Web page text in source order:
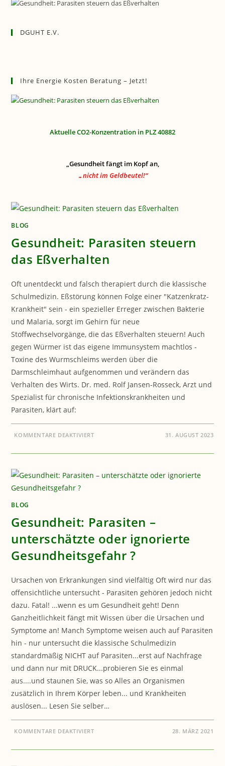
DGUHT E.V.
Ihre Energie Kosten Beratung – Jetzt!
Aktuelle CO2-Konzentration in PLZ 40882
„Gesundheit fängt im Kopf an,
…nicht im Geldbeutel!“
BLOG
Gesundheit: Parasiten steuern
das Eßverhalten
Oft unentdeckt und falsch therapiert durch die klassische
Schulmedizin. Eßstörung können Folge einer "Katzenkratz-
Krankheit" sein - ein spezieller Erreger zwischen Bakterie
und Malaria, sorgt im Gehirn für neue
Stoffwechselvorgänge, die das Eßverhalten steuern! Auch
gegen Würmer ist das eigene Immunsystem machtlos -
Toxine des Wurmschleims werden über die
Darmschleimhaut aufgenommen und verändern das
Verhalten des Wirts. Dr. med. Rolf Jansen-Rosseck, Arzt und
Spezialist für chronische Infektionskrankheiten und
Parasiten, klärt auf:
KOMMENTARE DEAKTIVIERTFÜR
STEUERN
31. AUGUST 2023
BLOG
Gesundheit: Parasiten –
unterschätzte oder ignorierte
Gesundheitsgefahr ?
Ursachen von Erkrankungen sind vielfältig Oft wird nur das
offensichtliche untersucht - Parasiten gehören jedoch nicht
dazu. Fatal! ...wenn es um Gesundheit geht! Denn
Ganzheitlichkeit fängt mit Wissen über die Ursachen und
Symptome an! Manch Symptome weisen auch auf Parasiten
hin - nur untersucht die klassische Schulmedizin
standardmäßig NICHT auf Parasiten...erst auf Nachfrage
und dann nur mit DRUCK...probieren Sie es einmal
aus....und staunen Sie, was so Alles an Organismen
zusätzlich in Ihrem Körper leben... und Krankheiten
auslösen... Lesen Sie selber…
KOMMENTARE DEAKTIVIERTFÜR
–
28. MÄRZ 2021